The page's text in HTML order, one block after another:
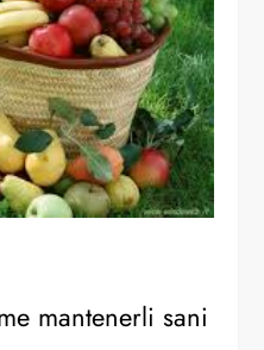
mantenerli sani